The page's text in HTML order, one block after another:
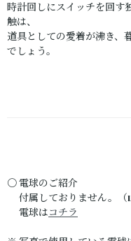
時計回しにスイッチを回す
触は、
道具としての愛着が沸き、
でしょう。
〇 電球のご紹介
付属しておりません。（
電球はコチラ